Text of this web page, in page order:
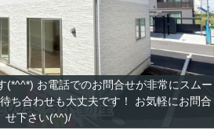
(*^^*) お電話でのお問合せが非常にスムー
ち合わせも大丈夫です！ お気軽にお問合
せ下さい(^^)/